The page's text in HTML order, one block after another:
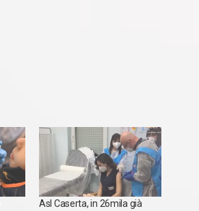
Asl Caserta, in 26mila già